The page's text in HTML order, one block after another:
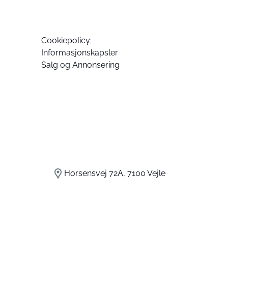
Cookiepolicy:
Informasjonskapsler
Salg og Annonsering
Horsensvej 72A, 7100 Vejle